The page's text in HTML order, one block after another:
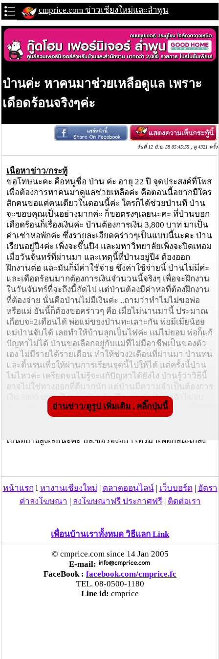
cmprice.com ข่าวเชียงใหม่และลำพูน
ป่านค่ะ หาคนมาช่วยเหลือดูแล เพราะ
เดือดร้อนจริงๆค่ะ
วันที่ 12 มิ.ย. 58 05:45:55 , ดู 4321 ครั้ง
เนื้อหาข่าว/กระทู้
ขอโทษนะคะ คือหนูชื่อ ป่าน ค่ะ อายุ 22 ปี จุดประสงค์ที่โพส
เพื่อต้องการหาคนมาดูแลช่วยเหลือค่ะ คือตอนนี้อยากมีใคร
สักคนขอแค่คนเดียวในตอนนี้ค่ะ ใครก็ได้ช่วยป่านที ป่าน
จะขอบคุณเป็นอย่างมากค่ะ ก็ขอตรงๆเลยนะคะ ที่ป่านบอก
เดือดร้อนก็เรื่องเงินค่ะ ป่านต้องการเงิน 3,800 บาท มาเป็น
ค่าเช่าหอพักค่ะ ซึ่งรายละเอียดคร่าวๆเป็นแบบนี้นะคะ ป่าน
เรียนอยู่ปี4ค่ะ เพิ่งจะขึ้นปี4 และมหาวิทยาลัยเพิ่งจะปิดเทอม
เมื่อวันจันทร์ที่ผ่านมา และเหตุนี้ที่ป่านอยู่ปี4 ต้องออก
ฝึกงานต่อ และมันก็มีค่าใช้จ่าย ซึ่งค่าใช้จ่ายนี้ ป่านไม่มีค่ะ
และเดือดร้อนมากต้องการเงินจำนวนนี้จริงๆ เพื่อจะฝึกงาน
ในวันจันทร์ที่จะถึงนี้ถัดไป แต่ป่านต้องมีค่าหอที่ต้องฝึกงาน
ที่ต้องจ่าย นั่นคือป่านไม่มีเงินค่ะ ..ถามว่าทำไมไม่ขอพ่อ
หรือแม่ อันนี้ก็ต้องขอคร่าวๆ คือ เมื่อไม่นานมานี้ ประมาณ
เกือบจะ2เดือนได้ พ่อแม่ของป่านทะเลาะกัน พ่อมีเมียน้อย
แม่ป่านจับได้ เลยทำให้บ้านลุกเป็นไฟค่ะ แม่ไม่ยอม พ่อก็แก้
ปัญหาไม่ได้ ป่านขอเลือกอยู่กับแม่ที่ไม่มีอาชีพเป็นของตัว
เอง ไม่มีรายได้รายเดือน ทำให้ช่วง2เดือนที่ผ่านมา ป่านทน
และดิ้นรนเพื่อให้ผ่านการเรียนจุดนี้ไปให้ได้ แต่ครั้งนี้ป่าน
ไม่ไหวค่ะ เครียดจนไม่รู้จะแก้ปัญหาได้ยังไง ป่านรู้ว่าวิธีนี้
อาจไม่ใช่ทางออกที่ดีมากนัก แต่ป่านมีความจำเป็นต้องการ
เงิน 3800 บาทจริงๆค่ะ ป่านต้องฝึกงานต่อ ป่านกลัวไม่จบ
ป่านกลัวหมดอนาคต ป่นกังวลไปหมดทุกเรื่องค่ะตอนนี้ ไม่มี
ทางออกแล้วค่ะ T_T ป่านขอใครสักคนในที่นี้จริงๆค่ะ ช่วย
เป็นอย่างสูงเลยนะคะ ปล.ขอร้องอย่าโทรมาเพื่อกลั่นแกล้ง
กระทู้/ข่าว อื่นๆ ที่น่าสนใจ ในเว็บไซต์ cmprice.com
หวิดสูญเงินเกือบสองแสน โชคดีรู้ตัวเร็ว! รีบแจ้งตร.
ประสาน สตช.สายด่วน 1441 อายัดบัญชี-ตามเงินได้
อ่านข่าว/ดูรูป เพิ่มเติม . คลิ๊กปุ่มนี้
หน้าแรก l หางานเชียงใหม่ ตลาดออนไลน์| เว็บบอร์ด
อัตรา
ค่าลงโฆษณา
ลงโฆษณาฟรี ประกาศฟรี| ติดต่อเรา
เพื่อนบ้านเราทั้งหมด วิธีแลก Link
© cmprice.com since 14 Jan 2005
E-mail:
FaceBook : facebook.com/cmprice.fc
TEL. 08-0500-1180
Line id: cmprice